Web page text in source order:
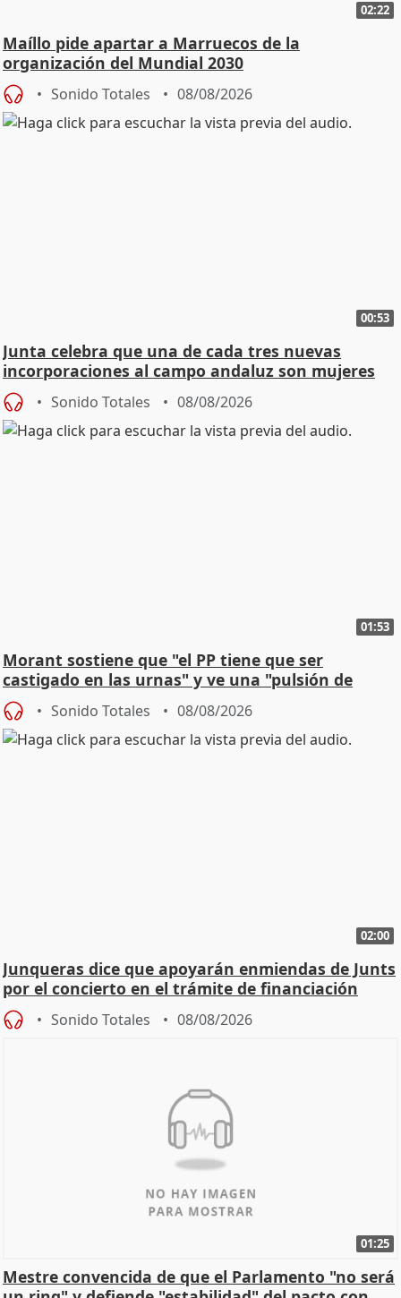
02:22
Maíllo pide apartar a Marruecos de la
organización del Mundial 2030
Sonido Totales 08/08/2026
00:53
Junta celebra que una de cada tres nuevas
incorporaciones al campo andaluz son mujeres
jóvenes
Sonido Totales 08/08/2026
01:53
Morant sostiene que "el PP tiene que ser
castigado en las urnas" y ve una "pulsión de
cambio"
Sonido Totales 08/08/2026
02:00
Junqueras dice que apoyarán enmiendas de Junts
por el concierto en el trámite de financiación
Sonido Totales 08/08/2026
01:25
Mestre convencida de que el Parlamento "no será